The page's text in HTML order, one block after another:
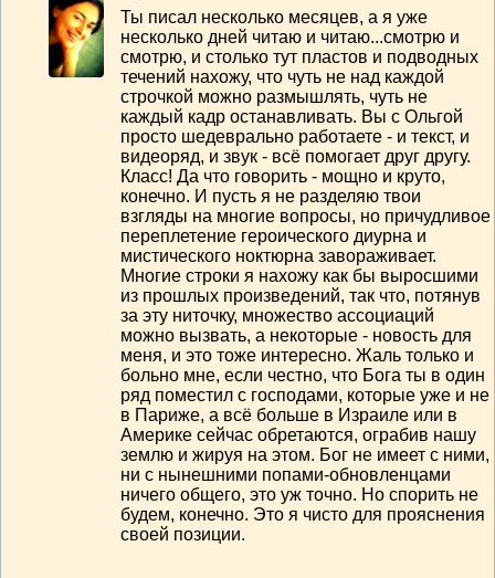
Ты писал несколько месяцев, а я уже
несколько дней читаю и читаю...смотрю и
смотрю, и столько тут пластов и подводных
течений нахожу, что чуть не над каждой
строчкой можно размышлять, чуть не
каждый кадр останавливать. Вы с Ольгой
просто шедеврально работаете - и текст, и
видеоряд, и звук - всё помогает друг другу.
Класс! Да что говорить - мощно и круто,
конечно. И пусть я не разделяю твои
взгляды на многие вопросы, но причудливое
переплетение героического диурна и
мистического ноктюрна завораживает.
Многие строки я нахожу как бы выросшими
из прошлых произведений, так что, потянув
за эту ниточку, множество ассоциаций
можно вызвать, а некоторые - новость для
меня, и это тоже интересно. Жаль только и
больно мне, если честно, что Бога ты в один
ряд поместил с господами, которые уже и не
в Париже, а всё больше в Израиле или в
Америке сейчас обретаются, ограбив нашу
землю и жируя на этом. Бог не имеет с ними,
ни с нынешними попами-обновленцами
ничего общего, это уж точно. Но спорить не
будем, конечно. Это я чисто для прояснения
своей позиции.